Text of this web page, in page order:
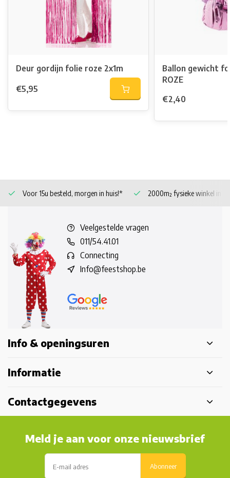
Deur gordijn folie roze 2x1m
€5,95
Ballon gewicht
ROZE
€2,40
Voor 15u besteld, morgen in huis!* 2000m² fysieke winkel in
Veelgestelde vragen
011/54.41.01
Connecting
Info@feestshop.be
Info & openingsuren
Informatie
Contactgegevens
Meld je aan voor onze nieuwsbrief
Abonneer